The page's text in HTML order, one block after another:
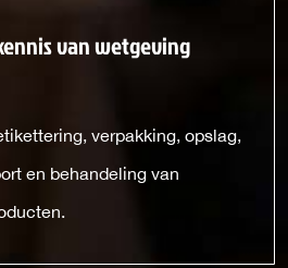
van wetgeving
verpakking, opslag,
en behandeling van